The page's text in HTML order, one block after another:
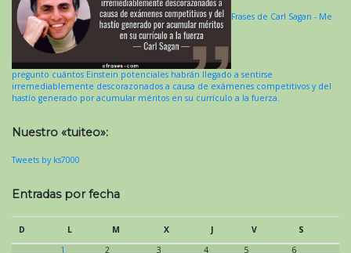
Frases de Carl Sagan - Me
pregunto cuántos Einstein potenciales habrán llegado a sentirse
irremediablemente descorazonados a causa de exámenes competitivos y del
hastío generado por acumular méritos en su currículo a la fuerza.
Nuestro «tuiteo»:
Tweets by ks7000
Entradas por fecha
D L M X J V
S
1
2 3 4 5
6